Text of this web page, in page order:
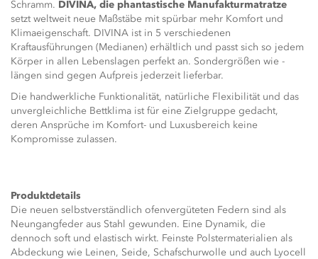
Schramm. DIVINA, die phantastische Manufakturmatratze
setzt weltweit neue Maßstäbe mit spürbar mehr Komfort und
Klimaeigenschaft. DIVINA ist in 5 verschiedenen
Kraftausführungen (Medianen) erhältlich und passt sich so jedem
Körper in allen Lebenslagen perfekt an. Sondergrößen wie -
längen sind gegen Aufpreis jederzeit lieferbar.
Die handwerkliche Funktionalität, natürliche Flexibilität und das
unvergleichliche Bettklima ist für eine Zielgruppe gedacht,
deren Ansprüche im Komfort- und Luxusbereich keine
Kompromisse zulassen.
Produktdetails
Die neuen selbstverständlich ofenvergüteten Federn sind als
Neungangfeder aus Stahl gewunden. Eine Dynamik, die
dennoch soft und elastisch wirkt. Feinste Polstermaterialien als
Abdeckung wie Leinen, Seide, Schafschurwolle und auch Lyocell